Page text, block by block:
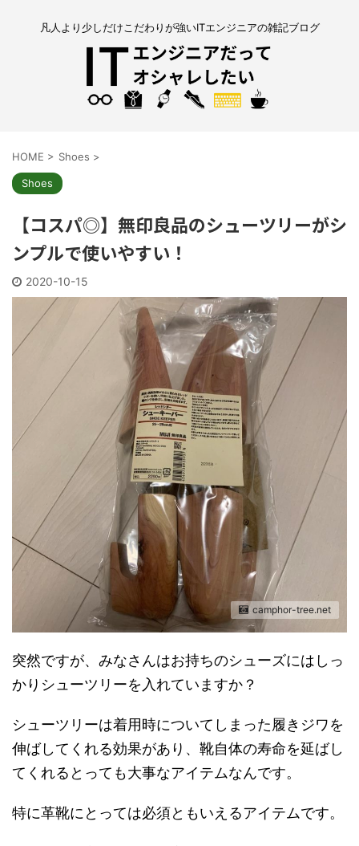
凡人より少しだけこだわりが強いITエンジニアの雑記ブログ
HOME > Shoes >
Shoes
【コスパ◎】無印良品のシューツリーがシ
ンプルで使いやすい！
2020-10-15
camphor-tree.net
突然ですが、みなさんはお持ちのシューズにはしっ
かりシューツリーを入れていますか？
シューツリーは着用時についてしまった履きジワを
伸ばしてくれる効果があり、靴自体の寿命を延ばし
てくれるとっても大事なアイテムなんです。
特に革靴にとっては必須ともいえるアイテムです。